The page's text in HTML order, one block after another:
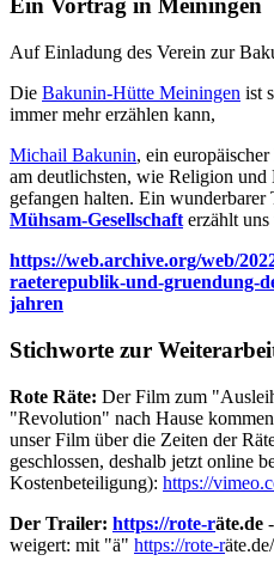
Ein Vortrag in Meiningen
Auf Einladung des Verein zur
Die Bakunin-Hütte Meiningen ist
immer mehr erzählen kann,
Michail Bakunin, ein
am deutlichsten, wie Religion
gefangen halten. Ein wunderbarer
Mühsam-Gesellschaft erzählt uns
https://web.archive.org/web/
raeterepublik-und-gruendung-
jahren
Stichworte zur
Rote Räte: Der Film zum
"Revolution" nach Hause
unser Film über die Zeiten der
geschlossen, deshalb jetzt online
Kostenbeteiligung): https://
Der Trailer: https://rote-räte.de
weigert: mit "ä" https://rote-räte.de/